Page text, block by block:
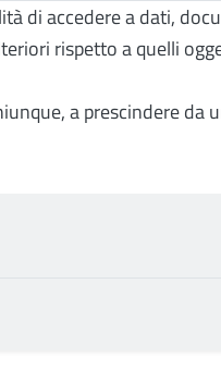
di accedere a dati,
rispetto a quelli
a prescindere da